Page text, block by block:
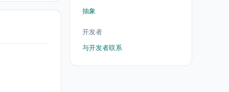
抽象
开发者
与开发者联系